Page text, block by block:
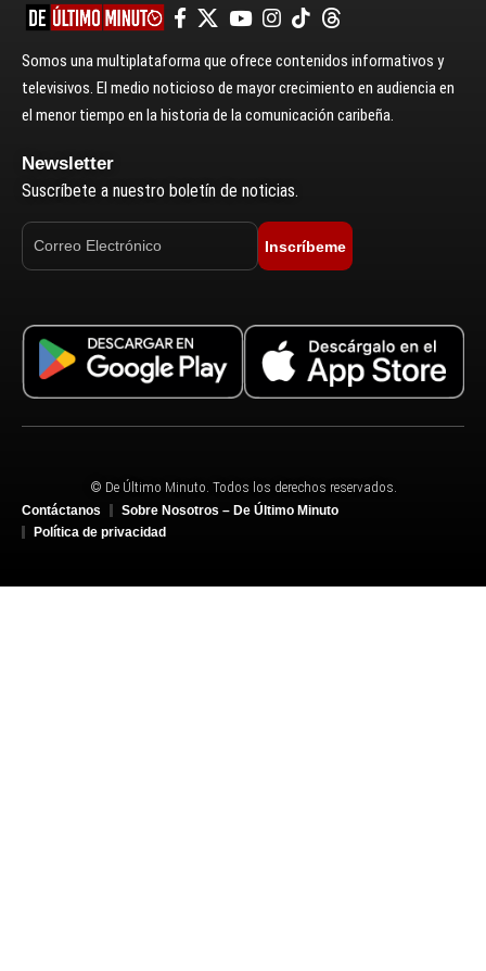
Somos una multiplataforma que ofrece contenidos informativos y
televisivos. El medio noticioso de mayor crecimiento en audiencia en
el menor tiempo en la historia de la comunicación caribeña.
Newsletter
Suscríbete a nuestro boletín de noticias.
Inscríbeme
© De Último Minuto. Todos los derechos reservados.
Contáctanos
Sobre Nosotros – De Último Minuto
Política de privacidad